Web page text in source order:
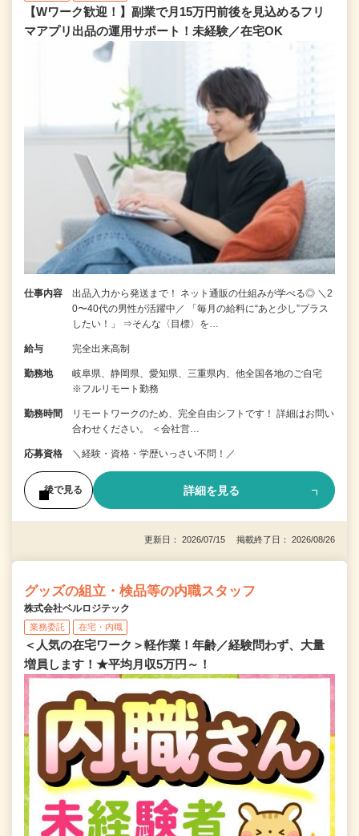
【Wワーク歓迎！】副業で月15万円前後を見込めるフリ
マアプリ出品の運用サポート！未経験／在宅OK
仕事内容
出品入力から発送まで！ ネット通販の仕組みが学べる◎ ＼2
0〜40代の男性が活躍中／ 「毎月の給料に“あと少し”プラス
したい！」 ⇒そんな〈目標〉を…
給与 完全出来高制
勤務地
岐阜県、静岡県、愛知県、三重県内、他全国各地のご自宅
※フルリモート勤務
勤務時間
リモートワークのため、完全自由シフトです！ 詳細はお問い
合わせください。 ＜会社営…
応募資格 ＼経験・資格・学歴いっさい不問！／
後で見る 詳細を見る
更新日： 2026/07/15 掲載終了日： 2026/08/26
グッズの組立・検品等の内職スタッフ
株式会社ベルロジテック
業務委託 在宅・内職
＜人気の在宅ワーク＞軽作業！年齢／経験問わず、大量
増員します！★平均月収5万円～！